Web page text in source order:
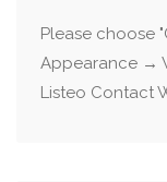
Please choose
Appearance →
Listeo Contact